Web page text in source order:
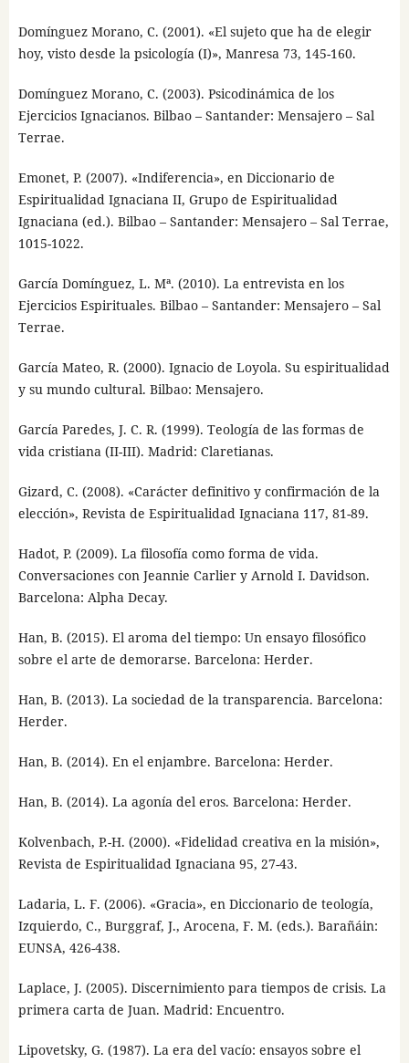
Domínguez Morano, C. (2001). «El sujeto que ha de elegir
hoy, visto desde la psicología (I)», Manresa 73, 145-160.
Domínguez Morano, C. (2003). Psicodinámica de los
Ejercicios Ignacianos. Bilbao – Santander: Mensajero – Sal
Terrae.
Emonet, P. (2007). «Indiferencia», en Diccionario de
Espiritualidad Ignaciana II, Grupo de Espiritualidad
Ignaciana (ed.). Bilbao – Santander: Mensajero – Sal Terrae,
1015-1022.
García Domínguez, L. Mª. (2010). La entrevista en los
Ejercicios Espirituales. Bilbao – Santander: Mensajero – Sal
Terrae.
García Mateo, R. (2000). Ignacio de Loyola. Su espiritualidad
y su mundo cultural. Bilbao: Mensajero.
García Paredes, J. C. R. (1999). Teología de las formas de
vida cristiana (II-III). Madrid: Claretianas.
Gizard, C. (2008). «Carácter definitivo y confirmación de la
elección», Revista de Espiritualidad Ignaciana 117, 81-89.
Hadot, P. (2009). La filosofía como forma de vida.
Conversaciones con Jeannie Carlier y Arnold I. Davidson.
Barcelona: Alpha Decay.
Han, B. (2015). El aroma del tiempo: Un ensayo filosófico
sobre el arte de demorarse. Barcelona: Herder.
Han, B. (2013). La sociedad de la transparencia. Barcelona:
Herder.
Han, B. (2014). En el enjambre. Barcelona: Herder.
Han, B. (2014). La agonía del eros. Barcelona: Herder.
Kolvenbach, P.-H. (2000). «Fidelidad creativa en la misión»,
Revista de Espiritualidad Ignaciana 95, 27-43.
Ladaria, L. F. (2006). «Gracia», en Diccionario de teología,
Izquierdo, C., Burggraf, J., Arocena, F. M. (eds.). Barañáin:
EUNSA, 426-438.
Laplace, J. (2005). Discernimiento para tiempos de crisis. La
primera carta de Juan. Madrid: Encuentro.
Lipovetsky, G. (1987). La era del vacío: ensayos sobre el